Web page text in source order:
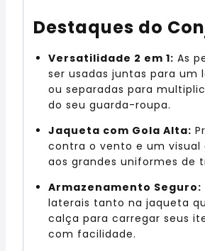
Destaques do
Versatilidade 2 em 1: As
ser usadas juntas para um
ou separadas para
do seu guarda-roupa.
Jaqueta com Gola Alta:
contra o vento e um visual
aos grandes uniformes de
Armazenamento Seguro:
laterais tanto na jaqueta
calça para carregar seus
com facilidade.